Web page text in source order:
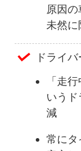
原因
未然に
ドライ
「走
いう
減
常にタ